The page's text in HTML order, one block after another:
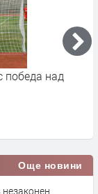
победа над
Още новини